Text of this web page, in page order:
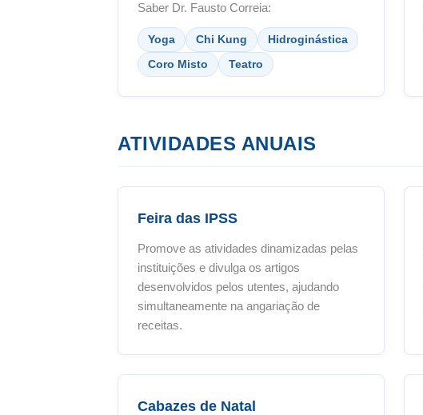
Saber Dr. Fausto Correia:
Yoga Chi Kung Hidroginástica
Coro Misto Teatro
ATIVIDADES ANUAIS
Feira das IPSS
Promove as atividades dinamizadas pelas
instituições e divulga os artigos
desenvolvidos pelos utentes, ajudando
simultaneamente na angariação de
receitas.
Cabazes de Natal